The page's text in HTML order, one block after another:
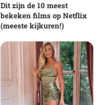
Dit zijn de 10 meest
bekeken films op Netflix
(meeste kijkuren!)